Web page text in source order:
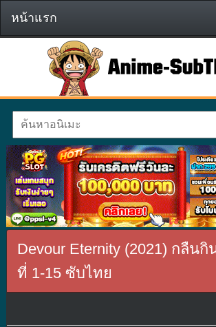
หน้าแรก
Devour Eternity (2021) กลืน
ที่ 1-15 ซับไทย